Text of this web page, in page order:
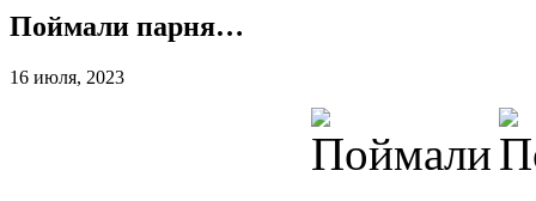
Поймали парня…
16 июля, 2023